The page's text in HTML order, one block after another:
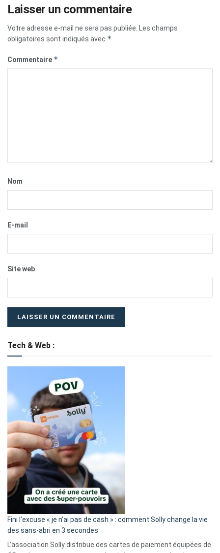
Laisser un commentaire
Votre adresse e-mail ne sera pas publiée. Les champs
obligatoires sont indiqués avec *
Commentaire *
Nom
E-mail
Site web
Tech & Web :
Fini l’excuse « je n’ai pas de cash » : comment Solly change la vie
des sans-abri en 3 secondes
L’association Solly distribue des cartes de paiement équipées de